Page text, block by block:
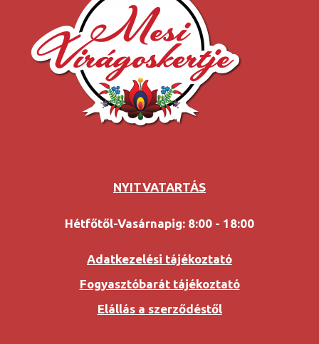
NYITVATARTÁS
Hétfőtől-Vasárnapig: 8:00 - 18:00
Adatkezelési tájékoztató
Fogyasztóbarát tájékoztató
Elállás a szerződéstől